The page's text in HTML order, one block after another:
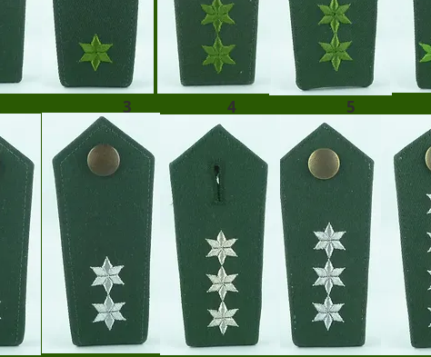
3 4 5